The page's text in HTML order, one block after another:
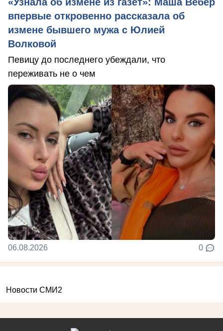
впервые откровенно рассказала об
измене бывшего мужа с Юлией
Волковой
Певицу до последнего убеждали, что
переживать не о чем
06.08.2026 0
Новости СМИ2